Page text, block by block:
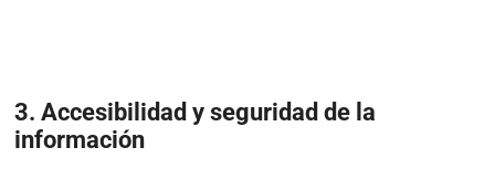
3. Accesibilidad y seguridad de la
información